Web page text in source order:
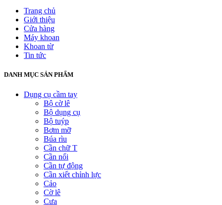
Trang chủ
Giới thiệu
Cửa hàng
Máy khoan
Khoan từ
Tin tức
DANH MỤC SẢN PHẨM
Dụng cụ cầm tay
Bộ cờ lê
Bộ dụng cụ
Bộ tuýp
Bơm mỡ
Búa rìu
Cần chữ T
Cần nối
Cần tự động
Cần xiết chỉnh lực
Cảo
Cờ lê
Cưa